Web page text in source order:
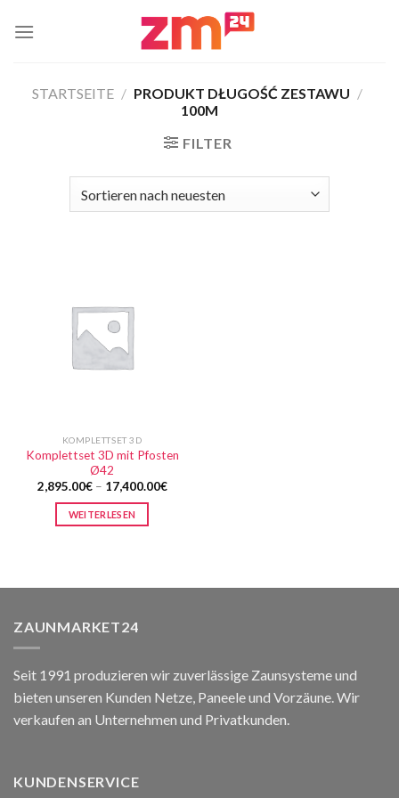
Inhalt
STARTSEITE / PRODUKT DŁUGOŚĆ ZESTAWU /
100M
FILTER
KOMPLETTSET 3D
Komplettset 3D mit Pfosten
Ø42
2,895.00€– 17,400.00€
WEITERLESEN
ZAUNMARKET24
Seit 1991 produzieren wir zuverlässige Zaunsysteme und
bieten unseren Kunden Netze, Paneele und Vorzäune. Wir
verkaufen an Unternehmen und Privatkunden.
KUNDENSERVICE